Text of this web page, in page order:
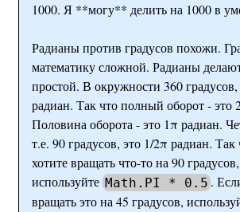
1000. Я **могу** делить на 1000 в
Радианы против градусов похожи.
математику сложной. Радианы
простой. В окружности 360
радиан. Так что полный оборот - это
Половина оборота - это 1π радиан.
т.е. 90 градусов, это 1/2π радиан.
хотите вращать что-то на 90
используйте Math.PI * 0.5 .
вращать это на 45 градусов,